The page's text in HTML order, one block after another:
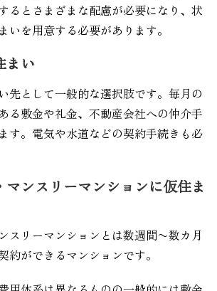
るとさまざまな配慮が必要になり、状
いを用意する必要があります。
まい
先として一般的な選択肢です。毎月の
る敷金や礼金、不動産会社への仲介手
す。電気や水道などの契約手続きも必
マンスリーマンションに仮住ま
スリーマンションとは数週間〜数カ月
約ができるマンションです。